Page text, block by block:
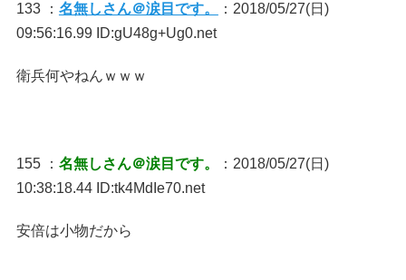
133 ： 名無しさん＠涙目です。
：2018/05/27(日)
09:56:16.99 ID:gU48g+Ug0.net
衛兵何やねんｗｗｗ
155 ： 名無しさん＠涙目です。
：2018/05/27(日)
10:38:18.44 ID:tk4MdIe70.net
安倍は小物だから